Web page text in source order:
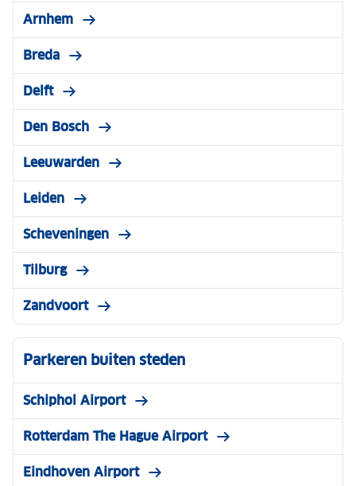
Arnhem
Breda
Delft
Den Bosch
Leeuwarden
Leiden
Scheveningen
Tilburg
Zandvoort
Parkeren buiten steden
Schiphol Airport
Rotterdam The Hague Airport
Eindhoven Airport